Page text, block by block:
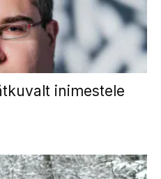
inimestele